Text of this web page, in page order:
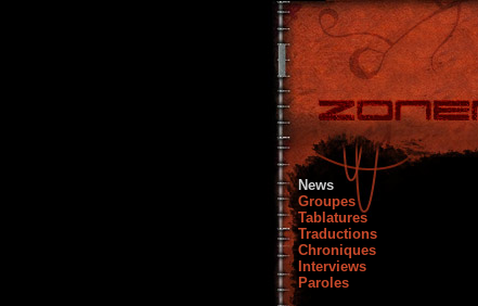
News
Groupes
Tablatures
Traductions
Chroniques
Interviews
Paroles